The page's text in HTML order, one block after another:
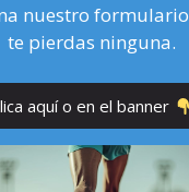
nuestro
te pierdas ninguna.
aquí o en el banner